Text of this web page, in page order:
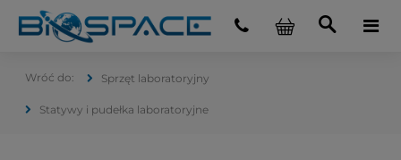
Sprzęt laboratoryjny
Statywy i pudełka laboratoryjne